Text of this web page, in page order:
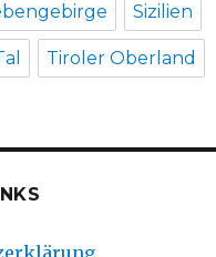
Sizilien
Tiroler Oberland